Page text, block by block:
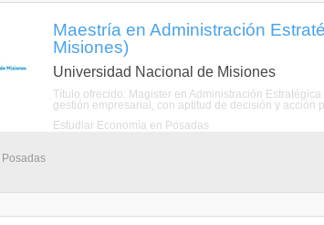
Maestría en Administración
Misiones)
Universidad Nacional de Misiones
Título ofrecido: Magister en Administración
gestión empresarial, con aptitud de decisión y acción
Estudiar Economía en Posadas
Posadas